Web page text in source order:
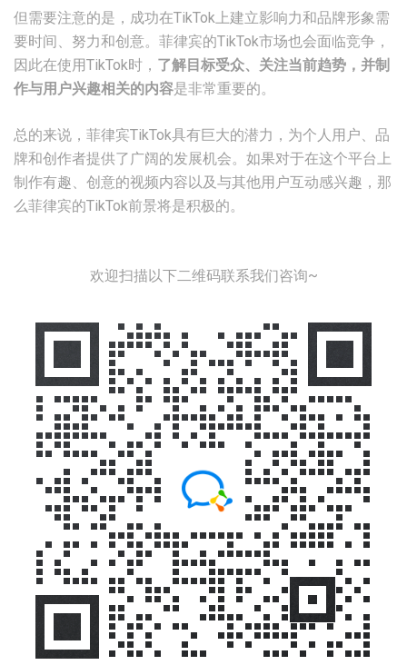
但需要注意的是，成功在TikTok上建立影响力和品牌形象需
要时间、努力和创意。菲律宾的TikTok市场也会面临竞争，
因此在使用TikTok时， 了解目标受众、关注当前趋势，并制
作与用户兴趣相关的内容是非常重要的。
总的来说，菲律宾TikTok具有巨大的潜力，为个人用户、品
牌和创作者提供了广阔的发展机会。如果对于在这个平台上
制作有趣、创意的视频内容以及与其他用户互动感兴趣，那
么菲律宾的TikTok前景将是积极的。
欢迎扫描以下二维码联系我们咨询~